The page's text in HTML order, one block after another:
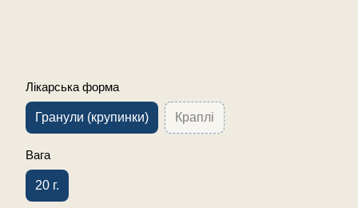
Лікарська форма
Гранули (крупинки) Краплі
Вага
20 г.